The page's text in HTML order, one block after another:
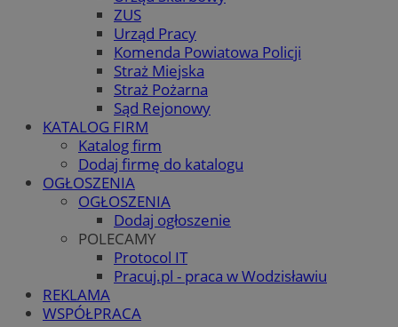
ZUS
Urząd Pracy
Komenda Powiatowa Policji
Straż Miejska
Straż Pożarna
Sąd Rejonowy
KATALOG FIRM
Katalog firm
Dodaj firmę do katalogu
OGŁOSZENIA
OGŁOSZENIA
Dodaj ogłoszenie
POLECAMY
Protocol IT
Pracuj.pl - praca w Wodzisławiu
REKLAMA
WSPÓŁPRACA